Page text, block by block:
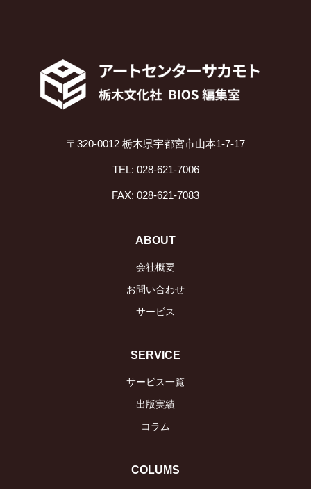
〒320-0012 栃木県宇都宮市山本1-7-17
TEL: 028-621-7006
FAX: 028-621-7083
ABOUT
会社概要
お問い合わせ
サービス
SERVICE
サービス一覧
出版実績
コラム
COLUMS